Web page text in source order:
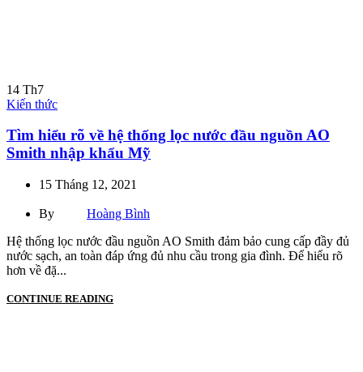
14 Th7
Kiến thức
Tìm hiểu rõ về hệ thống lọc nước đầu nguồn AO
Smith nhập khẩu Mỹ
15 Tháng 12, 2021
By
Hoàng Bình
Hệ thống lọc nước đầu nguồn AO Smith đảm bảo cung cấp đầy đủ
nước sạch, an toàn đáp ứng đủ nhu cầu trong gia đình. Để hiểu rõ
hơn về đặ...
CONTINUE READING